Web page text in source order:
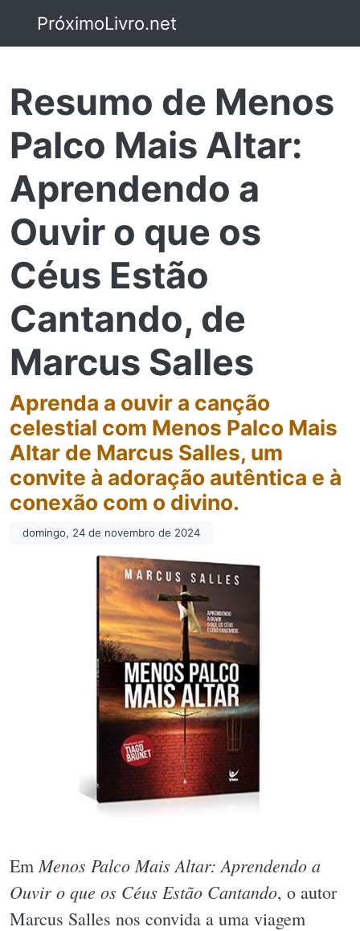
PróximoLivro.net
Resumo de Menos
Palco Mais Altar:
Aprendendo a
Ouvir o que os
Céus Estão
Cantando, de
Marcus Salles
Aprenda a ouvir a canção
celestial com Menos Palco Mais
Altar de Marcus Salles, um
convite à adoração autêntica e à
conexão com o divino.
domingo, 24 de novembro de 2024
Em Menos Palco Mais Altar: Aprendendo a
Ouvir o que os Céus Estão Cantando, o autor
Marcus Salles nos convida a uma viagem